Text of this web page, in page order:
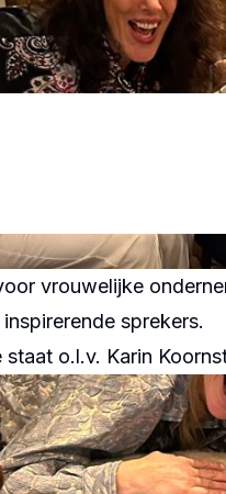
vrouwelijke
sprekers.
staat o.l.v. Karin